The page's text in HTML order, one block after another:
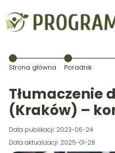
Strona główna Poradnik
Tłumaczenie
(Kraków) –
Data publikacji: 2023-06-24
Data aktualizacji: 2025-01-28